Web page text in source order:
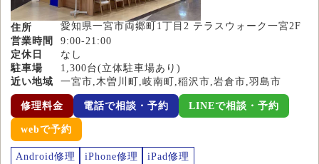
住所
愛知県一宮市両郷町1丁目2 テラスウォーク一宮2F
営業時間
9:00-21:00
定休日
なし
駐車場
1,300台(立体駐車場あり)
近い地域
一宮市,木曽川町,岐南町,稲沢市,岩倉市,羽島市
修理料金 電話で相談・予約 LINEで相談・予約
webで予約
Android修理 iPhone修理
iPad修理